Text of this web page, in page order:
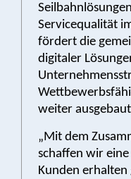
Servicequalität
fördert die
digitaler
weiter
„Mit dem
schaffen wir
Kunden